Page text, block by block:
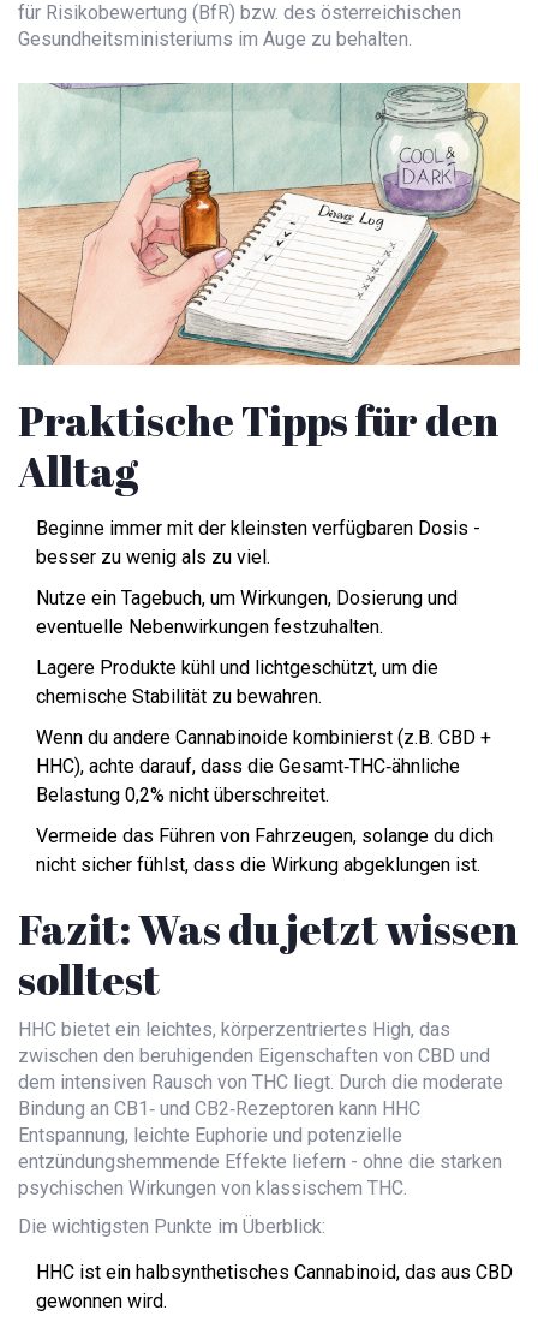
für Risikobewertung (BfR) bzw. des österreichischen
Gesundheitsministeriums im Auge zu behalten.
Praktische Tipps für den
Alltag
Beginne immer mit der kleinsten verfügbaren Dosis -
besser zu wenig als zu viel.
Nutze ein Tagebuch, um Wirkungen, Dosierung und
eventuelle Nebenwirkungen festzuhalten.
Lagere Produkte kühl und lichtgeschützt, um die
chemische Stabilität zu bewahren.
Wenn du andere Cannabinoide kombinierst (z.B. CBD +
HHC), achte darauf, dass die Gesamt‑THC‑ähnliche
Belastung 0,2% nicht überschreitet.
Vermeide das Führen von Fahrzeugen, solange du dich
nicht sicher fühlst, dass die Wirkung abgeklungen ist.
Fazit: Was du jetzt wissen
solltest
HHC bietet ein leichtes, körperzentriertes High, das
zwischen den beruhigenden Eigenschaften von CBD und
dem intensiven Rausch von THC liegt. Durch die moderate
Bindung an CB1‑ und CB2‑Rezeptoren kann HHC
Entspannung, leichte Euphorie und potenzielle
entzündungshemmende Effekte liefern - ohne die starken
psychischen Wirkungen von klassischem THC.
Die wichtigsten Punkte im Überblick:
HHC ist ein halbsynthetisches Cannabinoid, das aus CBD
gewonnen wird.